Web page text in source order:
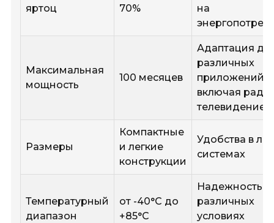
яртоц 70%
на
Максимальная
мощность
100 месяцев
Адаптация
различных
приложений,
включая
телевидение
Размеры
Компактные
и легкие
конструкции
Удобства в
системах
Температурный
диапазон
от -40°C до
+85°C
Надежность в
различных
условиях